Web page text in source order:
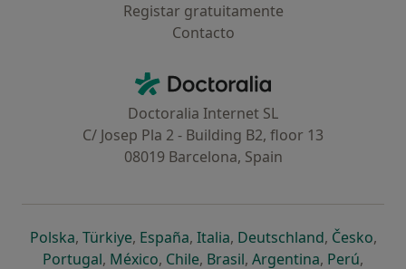
Registar gratuitamente
Contacto
Doctoralia - Homepage
Doctoralia Internet SL
C/ Josep Pla 2 - Building B2, floor 13
08019 Barcelona, Spain
Polskaabre num novo separador
, Türkiyeabre num novo separador
, Españaabre num novo separador
, Italiaabre num novo
, Deutschlandabre num
, Česko,
Portugalabre num novo separador
, Méxicoabre num novo separador
, Chileabre num novo separador
, Brasilabre num novo
, Argentinaabre num
, Perúabre
,